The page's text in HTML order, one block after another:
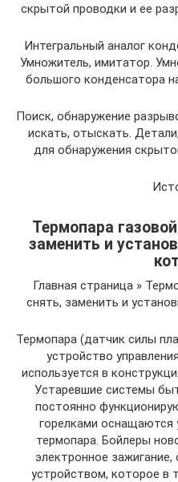
скрытой проводки и ее
Интегральный аналог
Умножитель, имитатор.
большого конденсатора
Поиск, обнаружение
искать, отыскать.
для обнаружения
Термопара
заменить и
Главная страница »
снять, заменить и
Термопара (датчик силы
устройство
используется в
Устаревшие системы
постоянно
горелками
термопара. Бойлеры
электронное
устройством, которое в